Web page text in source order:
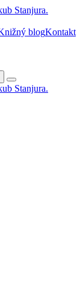
blogKontakt